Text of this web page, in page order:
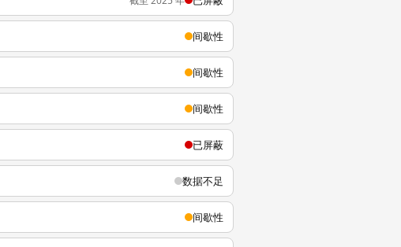
间歇性
间歇性
间歇性
已屏蔽
数据不足
间歇性